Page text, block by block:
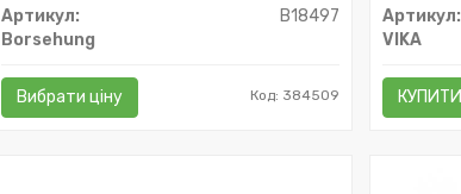
Артикул:
B18497
Borsehung
Вибрати ціну Код: 384509
Артикул:
VIKA
КУПИТИ